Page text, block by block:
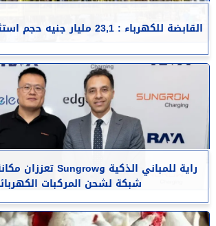
القابضة للكهرباء : 23,1 مليار جنيه حجم استثمارات مستهدفة
شبكة لشحن المركبات